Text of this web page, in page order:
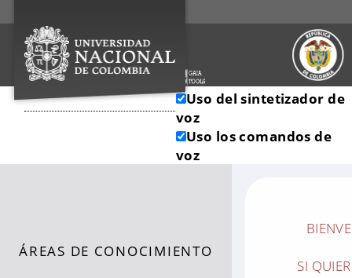
Uso del sintetizador de
voz
Uso los comandos de
voz
ÁREAS DE CONOCIMIENTO
SI